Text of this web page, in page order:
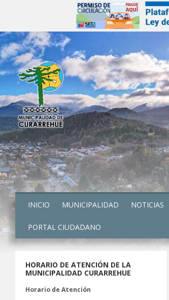
INICIO MUNICIPALIDAD NOTICIAS
PORTAL CIUDADANO
HORARIO DE ATENCIÓN DE LA
MUNICIPALIDAD CURARREHUE
Horario de Atención